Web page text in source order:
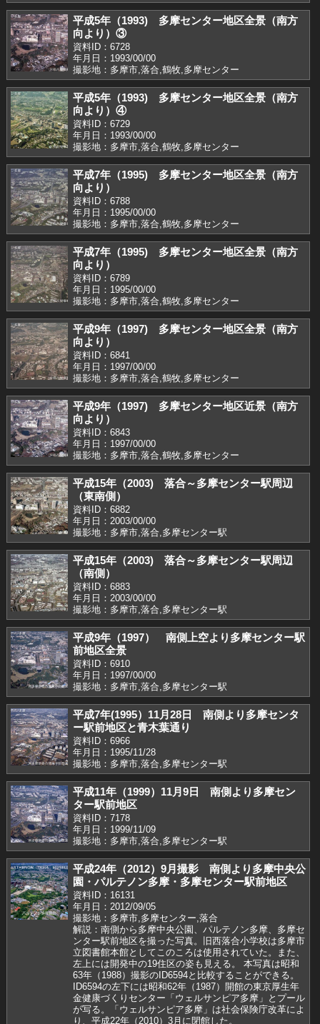
平成5年（1993) 多摩センター地区全景（南方
向より）③
資料ID：6728
年月日：1993/00/00
撮影地：多摩市,落合,鶴牧,多摩センター
平成5年（1993) 多摩センター地区全景（南方
向より）④
資料ID：6729
年月日：1993/00/00
撮影地：多摩市,落合,鶴牧,多摩センター
平成7年（1995) 多摩センター地区全景（南方
向より）
資料ID：6788
年月日：1995/00/00
撮影地：多摩市,落合,鶴牧,多摩センター
平成7年（1995) 多摩センター地区全景（南方
向より）
資料ID：6789
年月日：1995/00/00
撮影地：多摩市,落合,鶴牧,多摩センター
平成9年（1997) 多摩センター地区全景（南方
向より）
資料ID：6841
年月日：1997/00/00
撮影地：多摩市,落合,鶴牧,多摩センター
平成9年（1997) 多摩センター地区近景（南方
向より）
資料ID：6843
年月日：1997/00/00
撮影地：多摩市,落合,鶴牧,多摩センター
平成15年（2003) 落合～多摩センター駅周辺
（東南側）
資料ID：6882
年月日：2003/00/00
撮影地：多摩市,落合,多摩センター駅
平成15年（2003) 落合～多摩センター駅周辺
（南側）
資料ID：6883
年月日：2003/00/00
撮影地：多摩市,落合,多摩センター駅
平成9年（1997） 南側上空より多摩センター駅
前地区全景
資料ID：6910
年月日：1997/00/00
撮影地：多摩市,落合,多摩センター駅
平成7年(1995）11月28日 南側より多摩センタ
ー駅前地区と青木葉通り
資料ID：6966
年月日：1995/11/28
撮影地：多摩市,落合,多摩センター駅
平成11年（1999）11月9日 南側より多摩セン
ター駅前地区
資料ID：7178
年月日：1999/11/09
撮影地：多摩市,落合,多摩センター駅
平成24年（2012）9月撮影 南側より多摩中央公
園・パルテノン多摩・多摩センター駅前地区
資料ID：16131
年月日：2012/09/05
撮影地：多摩市,多摩センター,落合
解説：南側から多摩中央公園、パルテノン多摩、多摩セ
ンター駅前地区を撮った写真。旧西落合小学校は多摩市
立図書館本館としてこのころは使用されていた。また、
左上には開発中の19住区の姿も見える。 本写真は昭和
63年（1988）撮影のID6594と比較することができる。
ID6594の左下には昭和62年（1987）開館の東京厚生年
金健康づくりセンター「ウェルサンピア多摩」とプール
が写る。「ウェルサンピア多摩」は社会保険庁改革によ
り、平成22年（2010）3月に閉館した。